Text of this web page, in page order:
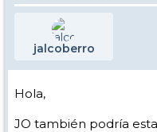
jalcoberro
Hola,
JO también podría